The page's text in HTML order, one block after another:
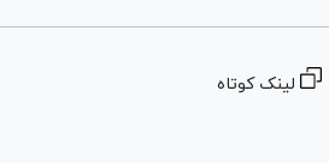
لینک کوتاه